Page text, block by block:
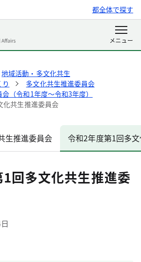
都全体で探す
地域活動・多文化共生
多文化共生推進委員会
（令和1年度～令和3年度）
化共生推進委員会
生推進委員会 令和2年度第1回多
回多文化共生推進委